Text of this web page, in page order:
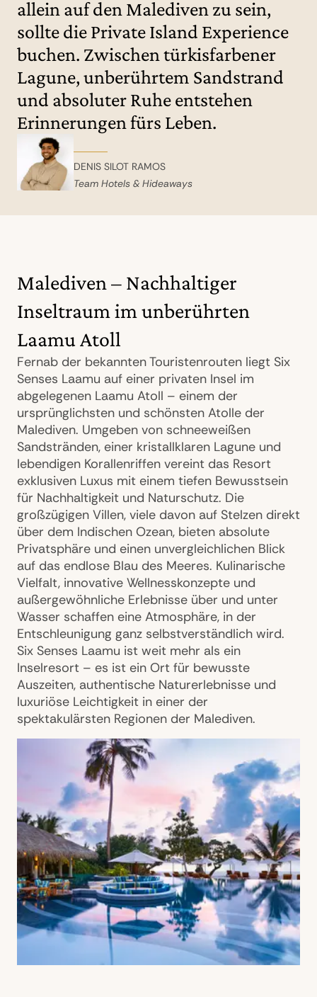
allein auf den Malediven zu sein,
sollte die Private Island Experience
buchen. Zwischen türkisfarbener
Lagune, unberührtem Sandstrand
und absoluter Ruhe entstehen
Erinnerungen fürs Leben.
DENIS SILOT RAMOS
Team Hotels & Hideaways
Malediven – Nachhaltiger
Inseltraum im unberührten
Laamu Atoll
Fernab der bekannten Touristenrouten liegt Six
Senses Laamu auf einer privaten Insel im
abgelegenen Laamu Atoll – einem der
ursprünglichsten und schönsten Atolle der
Malediven. Umgeben von schneeweißen
Sandstränden, einer kristallklaren Lagune und
lebendigen Korallenriffen vereint das Resort
exklusiven Luxus mit einem tiefen Bewusstsein
für Nachhaltigkeit und Naturschutz. Die
großzügigen Villen, viele davon auf Stelzen direkt
über dem Indischen Ozean, bieten absolute
Privatsphäre und einen unvergleichlichen Blick
auf das endlose Blau des Meeres. Kulinarische
Vielfalt, innovative Wellnesskonzepte und
außergewöhnliche Erlebnisse über und unter
Wasser schaffen eine Atmosphäre, in der
Entschleunigung ganz selbstverständlich wird.
Six Senses Laamu ist weit mehr als ein
Inselresort – es ist ein Ort für bewusste
Auszeiten, authentische Naturerlebnisse und
luxuriöse Leichtigkeit in einer der
spektakulärsten Regionen der Malediven.